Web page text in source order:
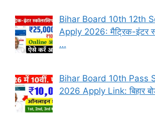
Bihar Board 10th 12th
Apply 2026: मैट्रिक-इंटर
…
Bihar Board 10th Pass
2026 Apply Link: बिहार